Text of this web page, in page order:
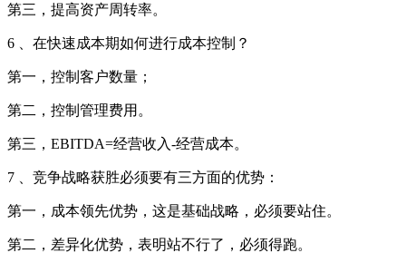
第三，提高资产周转率。
6 、在快速成本期如何进行成本控制？
第一，控制客户数量；
第二，控制管理费用。
第三，EBITDA=经营收入-经营成本。
7 、竞争战略获胜必须要有三方面的优势：
第一，成本领先优势，这是基础战略，必须要站住。
第二，差异化优势，表明站不行了，必须得跑。